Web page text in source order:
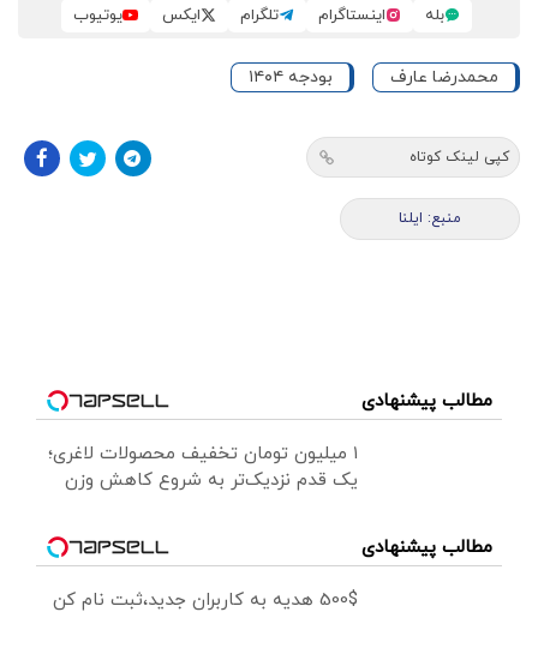
بله
اینستاگرام تلگرام ایکس یوتیوب
محمدرضا عارف بودجه ۱۴۰۴
کپی لینک کوتاه
منبع: ایلنا
مطالب پیشنهادی
۱ میلیون تومان تخفیف محصولات لاغری؛
یک قدم نزدیک‌تر به شروع کاهش وزن
مطالب پیشنهادی
500$ هدیه به کاربران جدید،ثبت نام کن